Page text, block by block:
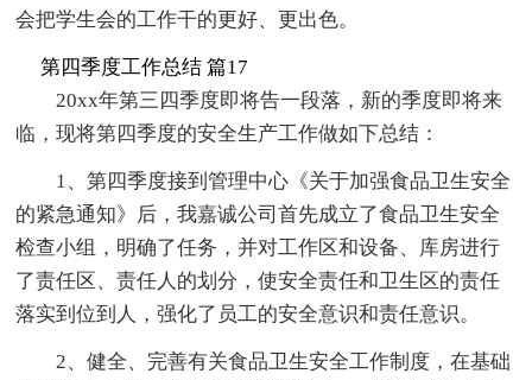
会把学生会的工作干的更好、更出色。
第四季度工作总结 篇17
20xx年第三四季度即将告一段落，新的季度即将来
临，现将第四季度的安全生产工作做如下总结：
1、第四季度接到管理中心《关于加强食品卫生安全
的紧急通知》后，我嘉诚公司首先成立了食品卫生安全
检查小组，明确了任务，并对工作区和设备、库房进行
了责任区、责任人的划分，使安全责任和卫生区的责任
落实到位到人，强化了员工的安全意识和责任意识。
2、健全、完善有关食品卫生安全工作制度，在基础